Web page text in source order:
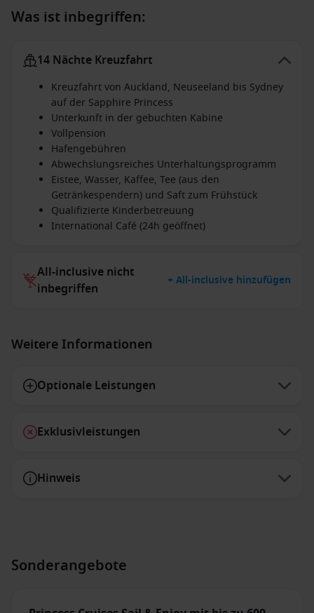
Was ist inbegriffen:
14 Nächte Kreuzfahrt
Kreuzfahrt von Auckland, Neuseeland bis Sydney
auf der Sapphire Princess
Unterkunft in der gebuchten Kabine
Vollpension
Hafengebühren
Abwechslungsreiches Unterhaltungsprogramm
Eistee, Wasser, Kaffee, Tee (aus den
Getränkespendern) und Saft zum Frühstück
Qualifizierte Kinderbetreuung
International Café (24h geöffnet)
All-inclusive nicht
inbegriffen
+ All-inclusive hinzufügen
Weitere Informationen
Optionale Leistungen
Exklusivleistungen
Hinweis
Sonderangebote